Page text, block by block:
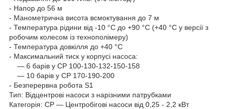
- Напор до 56 м
- Манометрична висота всмоктування до 7 м
- Температура рідини від -10 °C до +90 °C (+40 °C у версії з
робочим колесом із технополімеру)
- Температура довкілля до +40 °C
- Максимальний тиск у корпусі насоса:
— 6 барів у CP 100-130-132-150-158
— 10 барів у CP 170-190-200
- Безперервна робота S1
Тип: Відцентрові насоси з нарізними патрубками
Категорія: CP — Центробігові насоси від 0,25 - 2,2 кВт